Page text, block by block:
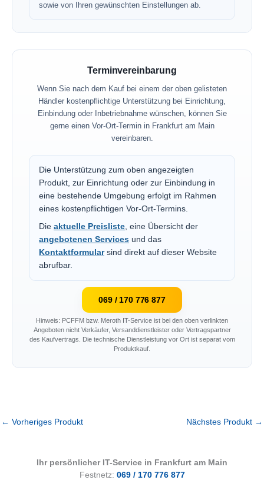
sowie von Ihren gewünschten Einstellungen ab.
Terminvereinbarung
Wenn Sie nach dem Kauf bei einem der oben gelisteten
Händler kostenpflichtige Unterstützung bei Einrichtung,
Einbindung oder Inbetriebnahme wünschen, können Sie
gerne einen Vor-Ort-Termin in Frankfurt am Main
vereinbaren.
Die Unterstützung zum oben angezeigten
Produkt, zur Einrichtung oder zur Einbindung in
eine bestehende Umgebung erfolgt im Rahmen
eines kostenpflichtigen Vor-Ort-Termins.
Die aktuelle Preisliste, eine Übersicht der
angebotenen Services und das
Kontaktformularsind direkt auf dieser Website
abrufbar.
069 / 170 776 877
Hinweis: PCFFM bzw. Meroth IT-Service ist bei den oben verlinkten
Angeboten nicht Verkäufer, Versanddienstleister oder Vertragspartner
des Kaufvertrags. Die technische Dienstleistung vor Ort ist separat vom
Produktkauf.
← Vorheriges Produkt Nächstes Produkt →
Ihr persönlicher IT-Service in Frankfurt am Main
Festnetz: 069 / 170 776 877